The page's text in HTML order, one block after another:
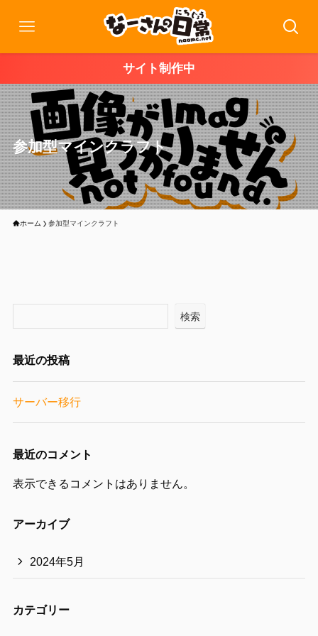
サイト制作中
参加型マインクラフト
ホーム 参加型マインクラフト
検索
最近の投稿
サーバー移行
最近のコメント
表示できるコメントはありません。
アーカイブ
2024年5月
カテゴリー